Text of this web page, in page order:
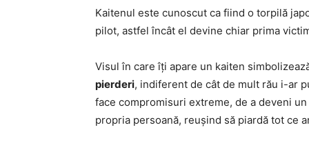
Kaitenul este cunoscut ca fiind o torpilă
pilot, astfel încât el devine chiar prima
Visul în care îți apare un kaiten
pierderi, indiferent de cât de mult rău i-ar
face compromisuri extreme, de a deveni
propria persoană, reușind să piardă tot ce